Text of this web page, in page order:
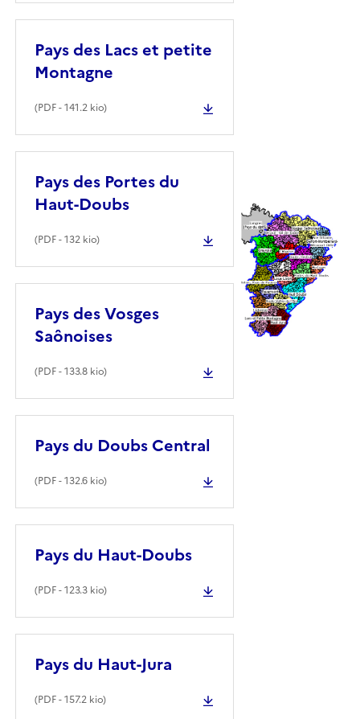
Pays des Lacs et petite
Montagne
(PDF- 141.2 kio)
Pays des Portes du
Haut-Doubs
(PDF- 132 kio)
Pays des Vosges
Saônoises
(PDF- 133.8 kio)
Pays du Doubs Central
(PDF- 132.6 kio)
Pays du Haut-Doubs
(PDF- 123.3 kio)
Pays du Haut-Jura
(PDF- 157.2 kio)